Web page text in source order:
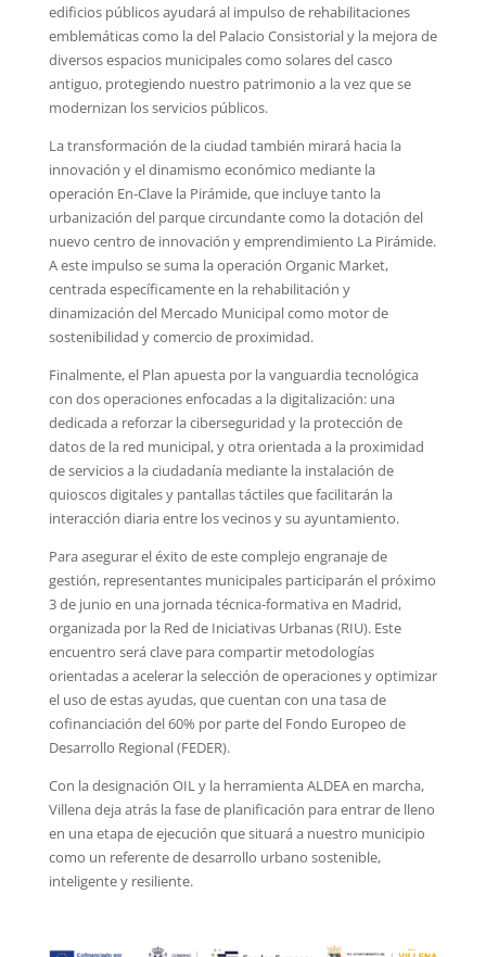
edificios públicos ayudará al impulso de rehabilitaciones
emblemáticas como la del Palacio Consistorial y la mejora de
diversos espacios municipales como solares del casco
antiguo, protegiendo nuestro patrimonio a la vez que se
modernizan los servicios públicos.
La transformación de la ciudad también mirará hacia la
innovación y el dinamismo económico mediante la
operación En-Clave la Pirámide, que incluye tanto la
urbanización del parque circundante como la dotación del
nuevo centro de innovación y emprendimiento La Pirámide.
A este impulso se suma la operación Organic Market,
centrada específicamente en la rehabilitación y
dinamización del Mercado Municipal como motor de
sostenibilidad y comercio de proximidad.
Finalmente, el Plan apuesta por la vanguardia tecnológica
con dos operaciones enfocadas a la digitalización: una
dedicada a reforzar la ciberseguridad y la protección de
datos de la red municipal, y otra orientada a la proximidad
de servicios a la ciudadanía mediante la instalación de
quioscos digitales y pantallas táctiles que facilitarán la
interacción diaria entre los vecinos y su ayuntamiento.
Para asegurar el éxito de este complejo engranaje de
gestión, representantes municipales participarán el próximo
3 de junio en una jornada técnica-formativa en Madrid,
organizada por la Red de Iniciativas Urbanas (RIU). Este
encuentro será clave para compartir metodologías
orientadas a acelerar la selección de operaciones y optimizar
el uso de estas ayudas, que cuentan con una tasa de
cofinanciación del 60% por parte del Fondo Europeo de
Desarrollo Regional (FEDER).
Con la designación OIL y la herramienta ALDEA en marcha,
Villena deja atrás la fase de planificación para entrar de lleno
en una etapa de ejecución que situará a nuestro municipio
como un referente de desarrollo urbano sostenible,
inteligente y resiliente.